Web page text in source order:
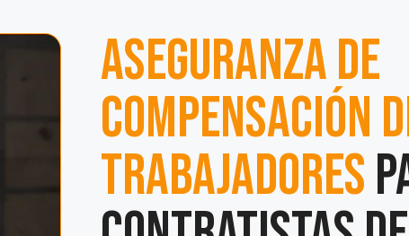
Aseguranza de
Compensación
Trabajadores